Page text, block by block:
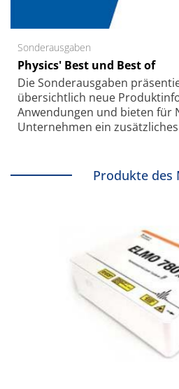
Sonderausgaben
Physics' Best und Best of
Die Sonder­ausgaben
übersichtlich neue
Anwendungen und bieten für
Unternehmen ein
Produkte des